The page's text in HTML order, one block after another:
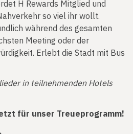
H Rewards Mitglied und
so viel ihr wollt.
während des gesamten
Meeting oder der
Erlebt die Stadt mit Bus
in teilnehmenden Hotels
für unser Treueprogramm!